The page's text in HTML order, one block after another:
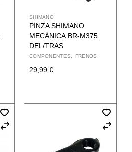
SHIMANO
PINZA SHIMANO
MECÁNICA BR-M375
DEL/TRAS
COMPONENTES FRENOS
29,99 €